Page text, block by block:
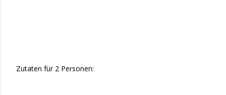
Zutaten für 2 Personen: